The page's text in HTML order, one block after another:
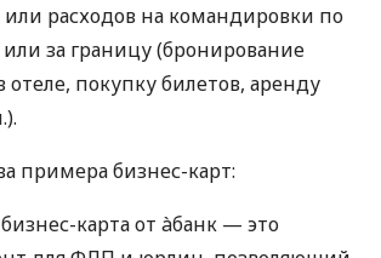
или расходов на командировки по
за границу (бронирование
отеле, покупку билетов, аренду
).
примера бизнес-карт:
бизнес-карта от àбанк — это